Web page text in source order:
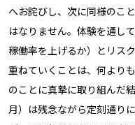
へお詫びし、次に同様のこ
はなりません。体験を通し
稼働率を上げるか）とリス
重ねていくことは、何より
のことに真摯に取り組んだ
月）は残念ながら定刻通り